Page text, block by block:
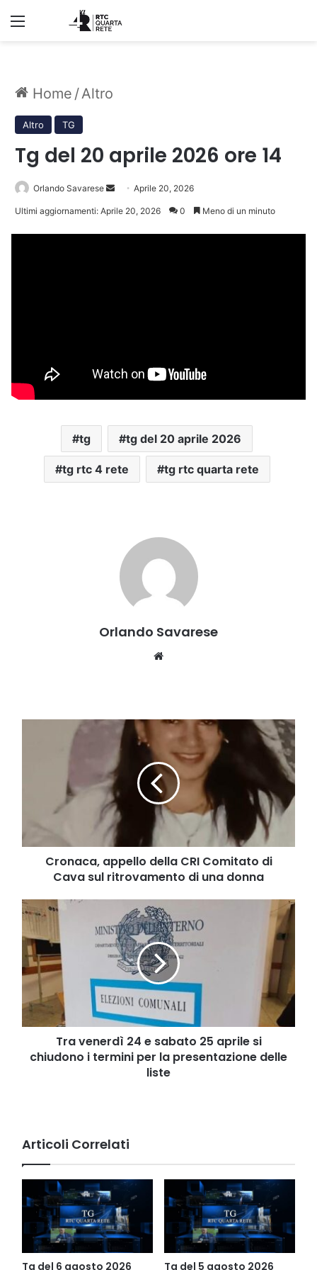
Menu
Home /Altro
Altro TG
Tg del 20 aprile 2026 ore 14
Orlando Savarese
Invia Aprile 20, 2026
Ultimi aggiornamenti: Aprile 20, 2026 0 Meno di un minuto
tg tg del 20 aprile 2026
tg rtc 4 rete tg rtc quarta rete
Orlando Savarese
Cronaca,
Comitato
Cava
ritrovamento
Cronaca, appello della CRI Comitato di
Cava sul ritrovamento di una donna
Tra
venerdì
24
e
sabato
25
aprile
si
chiudono
termini
Tra venerdì 24 e sabato 25 aprile si
chiudono i termini per la presentazione delle
liste
Articoli Correlati
Tg del 6 agosto 2026 Tg del 5 agosto 2026